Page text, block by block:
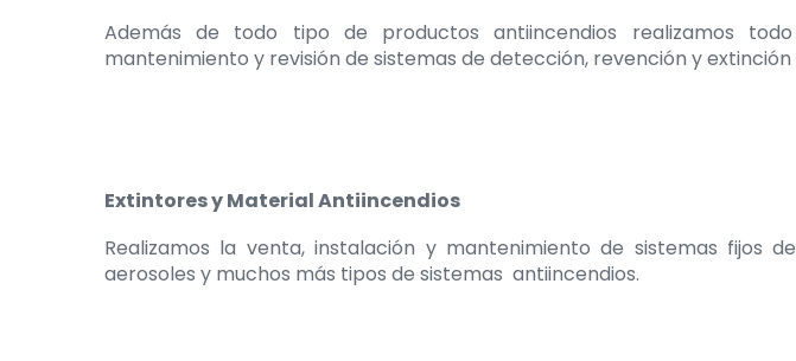
Además de todo tipo de productos antiincendios realizamos
mantenimiento y revisión de sistemas de detección, revención y extinción
Extintores y Material Antiincendios
Realizamos la venta, instalación y mantenimiento de sistemas fijos
aerosoles y muchos más tipos de sistemas antiincendios.